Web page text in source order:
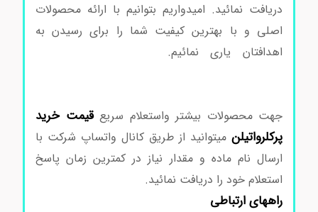
دریافت نمائید. امیدواریم بتوانیم با ارائه محصولات
اصلی و با بهترین کیفیت شما را برای رسیدن به
اهدافتان یاری نمائیم.خرید پرکلرواتیلن خرید
جهت محصولات بیشتر واستعلام سریعقیمت خرید
پرکلرواتیلن میتوانید از طریق کانال واتساپ شرکت با
ارسال نام ماده و مقدار نیاز در کمترین زمان پاسخ
استعلام خود را دریافت نمائید.
راههای ارتباطی